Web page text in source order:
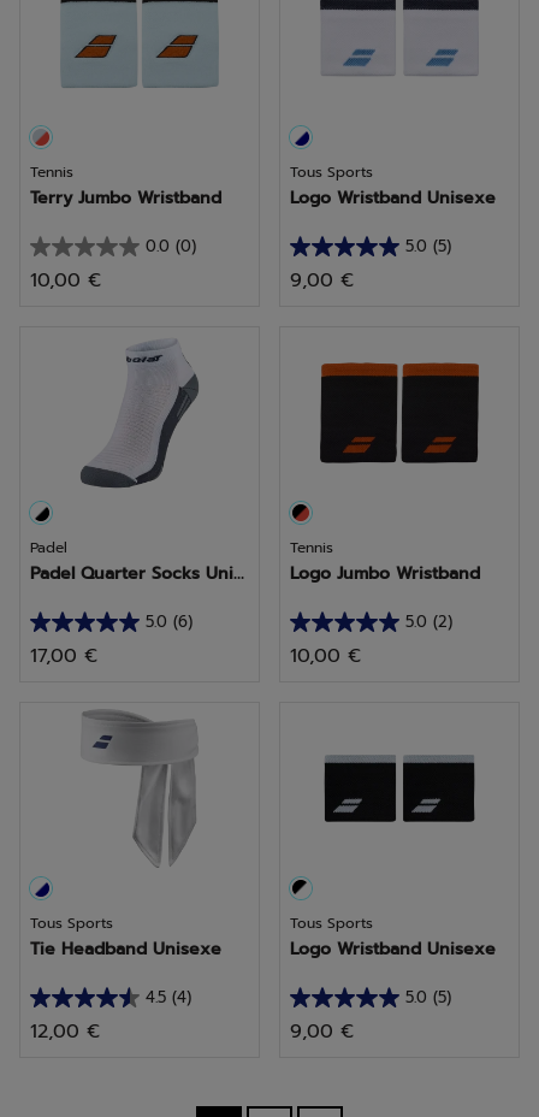
Tennis
Terry Jumbo Wristband
0.0 (0)
0.0
sur
10,00 €
Tous Sports
Logo Wristband Unisexe
5.0 (5)
5.0
sur
avis
9,00 €
Padel
Padel Quarter Socks Uni...
5.0 (6)
5.0
sur
étoiles.
17,00 €
Tennis
Logo Jumbo Wristband
5.0 (2)
5.0
sur
10,00 €
Tous Sports
Tie Headband Unisexe
4.5 (4)
4.5
sur
12,00 €
Tous Sports
Logo Wristband Unisexe
5.0 (5)
5.0
sur
étoiles.
9,00 €